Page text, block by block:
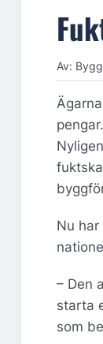
Av:
Nu
– Den
starta
som